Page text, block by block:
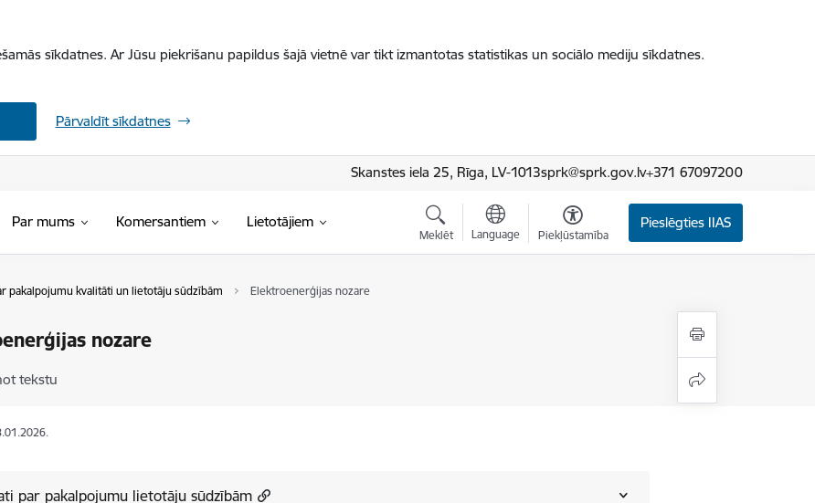
sīkdatnes. Ar Jūsu piekrišanu papildus šajā vietnē var tikt izmantotas statistikas un sociālo mediju sīkdatnes.
Pārvaldīt sīkdatnes
Skanstes iela 25, Rīga, LV-1013sprk@sprk.gov.lv+371 67097200
Par mums Komersantiem Lietotājiem
Meklēt Language Piekļūstamība
Pieslēgties IIAS
pakalpojumu kvalitāti un lietotāju sūdzībām Elektroenerģijas nozare
nozare
tekstu
par pakalpojumu lietotāju sūdzībām